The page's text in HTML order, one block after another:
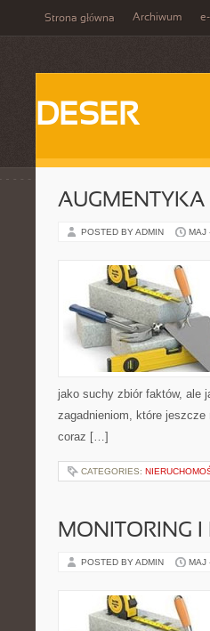
Strona główna Archiwum
DESER
AUGMENTYKA
POSTED BY ADMIN MAJ
jako suchy zbiór faktów, ale
zagadnieniom, które jeszcze
coraz […]
CATEGORIES:
MONITORING I
POSTED BY ADMIN MAJ